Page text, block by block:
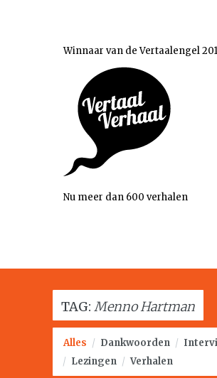
Winnaar van de Vertaalengel
Nu meer dan 600 verhalen
TAG: Menno Hartman
Alles / Dankwoorden /
/ Lezingen / Verhalen